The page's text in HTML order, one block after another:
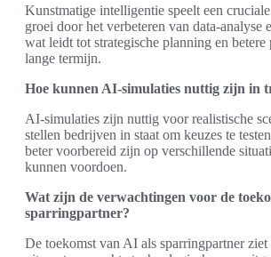
Kunstmatige intelligentie speelt een
groei door het verbeteren van data-analyse
wat leidt tot strategische planning en betere
lange termijn.
Hoe kunnen AI-simulaties nuttig zijn in
AI-simulaties zijn nuttig voor realistische
stellen bedrijven in staat om keuzes te
beter voorbereid zijn op verschillende
kunnen voordoen.
Wat zijn de verwachtingen voor de
sparringpartner?
De toekomst van AI als sparringpartner ziet